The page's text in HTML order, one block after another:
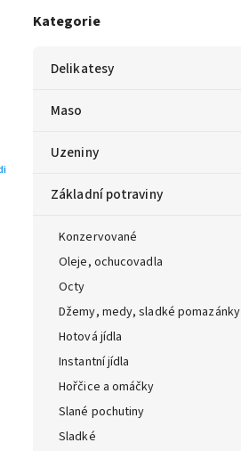
Kategorie
Delikatesy
Maso
Uzeniny
Základní potraviny
Konzervované
Oleje, ochucovadla
Octy
Džemy, medy, sladké pomazánky
Hotová jídla
Instantní jídla
Hořčice a omáčky
Slané pochutiny
Sladké